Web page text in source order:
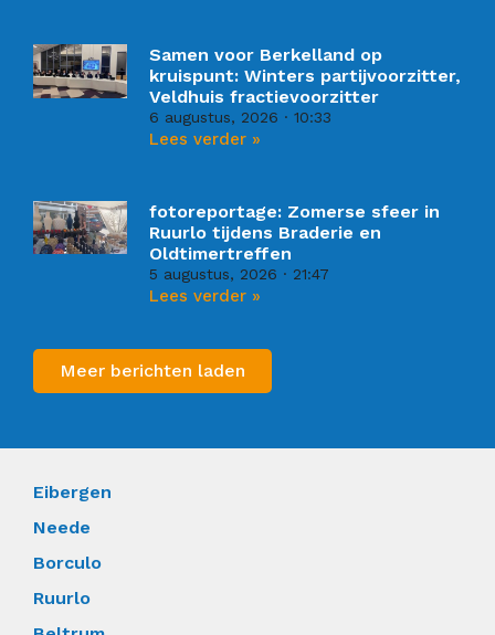
Samen voor Berkelland op
kruispunt: Winters partijvoorzitter,
Veldhuis fractievoorzitter
6 augustus, 2026 10:33
Lees verder »
fotoreportage: Zomerse sfeer in
Ruurlo tijdens Braderie en
Oldtimertreffen
5 augustus, 2026 21:47
Lees verder »
Meer berichten laden
Eibergen
Neede
Borculo
Ruurlo